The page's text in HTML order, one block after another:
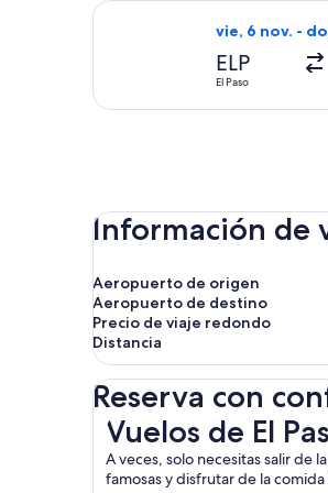
vie, 6 nov. -
ELP
El Paso
Seleccionar
Información de
Aeropuerto de origen
Aeropuerto de destino
Precio de viaje redondo
Distancia
Reserva con
Vuelos de El
A veces, solo necesitas salir de
famosas y disfrutar de la
Vuelos de El Paso a Utah